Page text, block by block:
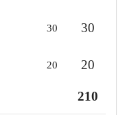
30 30
20 20
210